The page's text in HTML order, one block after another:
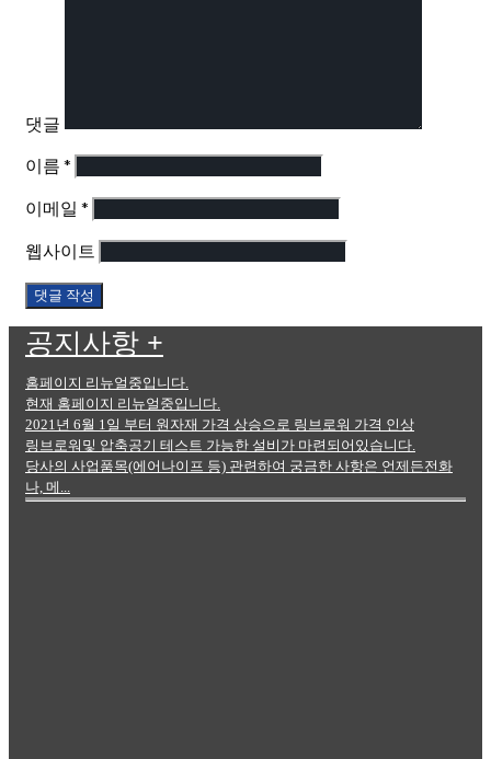
댓글
이름 *
이메일 *
웹사이트
공지사항 +
홈페이지 리뉴얼중입니다.
현재 홈페이지 리뉴얼중입니다.
2021년 6월 1일 부터 원자재 가격 상승으로 링브로워 가격 인상
링브로워및 압축공기 테스트 가능한 설비가 마련되어있습니다.
당사의 사업품목(에어나이프 등) 관련하여 궁금한 사항은 언제든전화
나, 메...